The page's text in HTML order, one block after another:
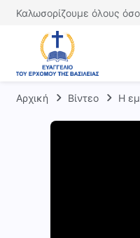
Καλωσορίζουμε όλους
Αρχική Βίντεο Η